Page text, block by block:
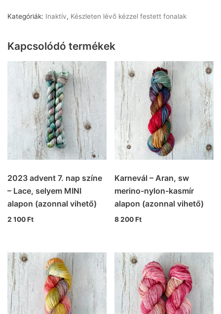
Kategóriák: Inaktív, Készleten lévő kézzel festett fonalak
Kapcsolódó termékek
2023 advent 7. nap színe
– Lace, selyem MINI
alapon (azonnal vihető)
2 100Ft
Karnevál – Aran, sw
merino-nylon-kasmír
alapon (azonnal vihető)
8 200Ft